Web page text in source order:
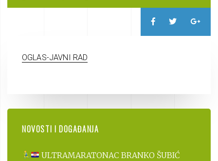
OGLAS-JAVNI RAD
NOVOSTI I DOGAĐANJA
ULTRAMARATONAC BRANKO ŠUBIĆ